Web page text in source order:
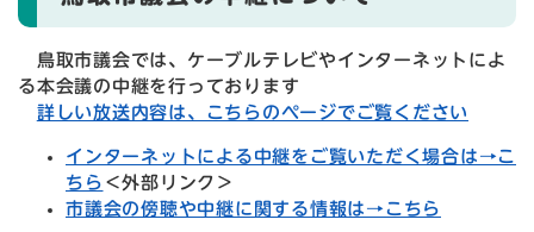
鳥取市議会では、ケーブルテレビやインターネットによ
る本会議の中継を行っております
詳しい放送内容は、こちらのページでご覧ください
インターネットによる中継をご覧いただく場合は→こ
ちら ＜外部リンク＞
市議会の傍聴や中継に関する情報は→こちら